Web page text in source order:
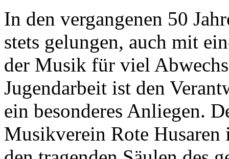
In den vergangenen 50
stets gelungen, auch mit
der Musik für viel
Jugendarbeit ist den
ein besonderes Anliegen.
Musikverein Rote